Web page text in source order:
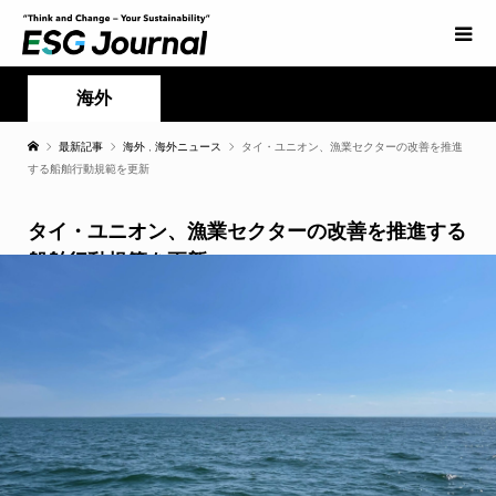
海外
最新記事 海外 海外ニュース
タイ・ユニオン、漁業セクターの改善を推進
する船舶行動規範を更新
タイ・ユニオン、漁業セクターの改善を推進する
船舶行動規範を更新